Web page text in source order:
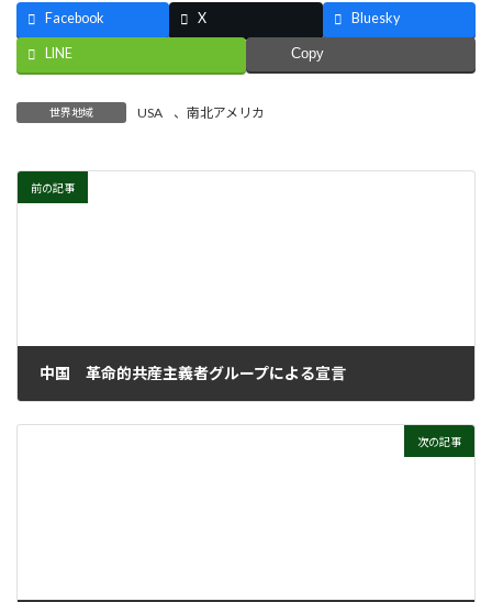
Facebook X Bluesky
LINE Copy
世界地域 USA 、 南北アメリカ
前の記事
中国 革命的共産主義者グループによる宣言
次の記事